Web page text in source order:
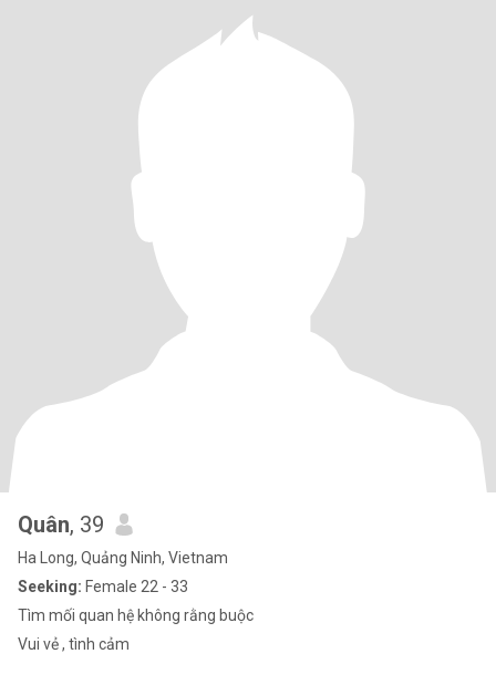
Quân, 39
Ha Long, Quảng Ninh, Vietnam
Seeking: Female 22 - 33
Tìm mối quan hệ không rằng buộc
Vui vẻ , tình cảm